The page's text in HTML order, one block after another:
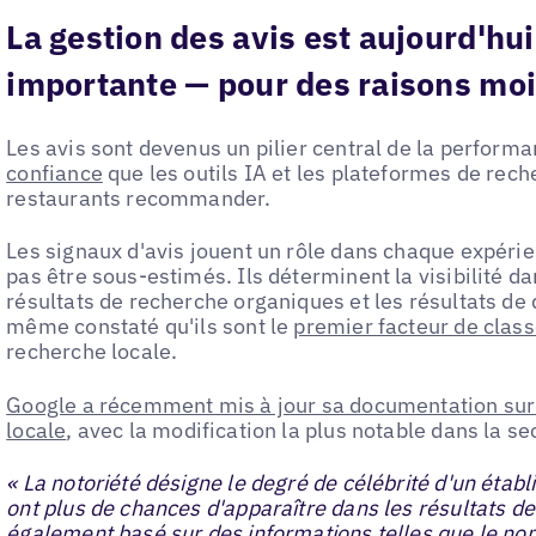
La gestion des avis est
importante — pour des raisons
Les avis sont devenus un pilier central de la
confiance que les outils IA et les plateformes de
restaurants recommander.
Les signaux d'avis jouent un rôle dans chaque
pas être sous-estimés. Ils déterminent la visibilité
résultats de recherche organiques et les résultats
même constaté qu'ils sont le premier facteur de
recherche locale.
Google a récemment mis à jour sa documentation
locale, avec la modification la plus notable dans la
« La notoriété désigne le degré de célébrité d'un
ont plus de chances d'apparaître dans les résultats